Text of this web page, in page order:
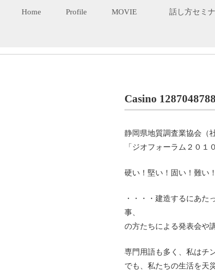
Home Profile MOVIE 話し方セミ
Casino 1287048788
静岡県地質調査業協会（
「ジオフォーラム２０１
硬い！堅い！固い！難い！
・・・・建造するにあた
事、
の方たちによる発表会や講
専門用語も多く、私はチ
でも、私たちの生活を天